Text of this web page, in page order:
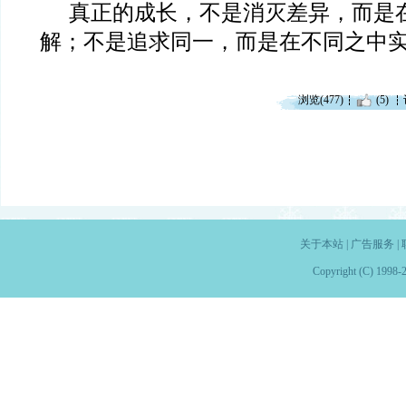
真正的成长，不是消灭差异，而是
解；不是追求同一，而是在不同之中
浏览(477) (5)
关于本站| 广告服务
Copyright (C) 1998-